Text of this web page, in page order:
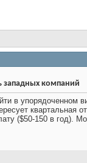
западных компаний
в упорядоченном
квартальная
($50-150 в год).